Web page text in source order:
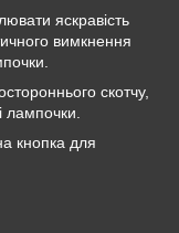
яскравість
вимкнення
скотчу,
лампочки.
кнопка для